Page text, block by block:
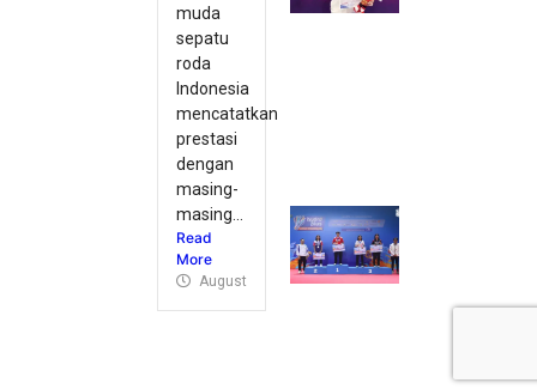
muda
sepatu
roda
Indonesia
mencatatkan
prestasi
dengan
masing-
masing...
Read
More
August 9, 2026
Perkasa